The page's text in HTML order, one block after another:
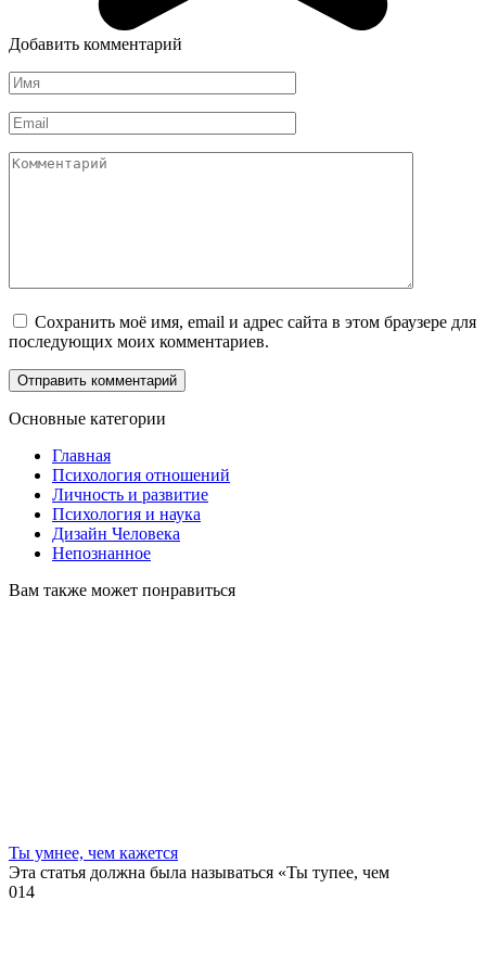
Добавить комментарий
Имя
*
Email
*
Комментарий
Сохранить моё имя, email и адрес сайта в этом браузере для
последующих моих комментариев.
Основные категории
Главная
Психология отношений
Личность и развитие
Психология и наука
Дизайн Человека
Непознанное
Вам также может понравиться
Ты умнее, чем кажется
Эта статья должна была называться «Ты тупее, чем
014